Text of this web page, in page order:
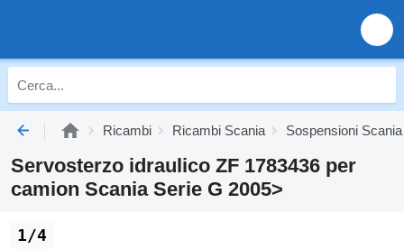
Ricambi Ricambi Scania Sospensioni Scania
Servosterzo idraulico ZF 1783436 per
camion Scania Serie G 2005>
1/4